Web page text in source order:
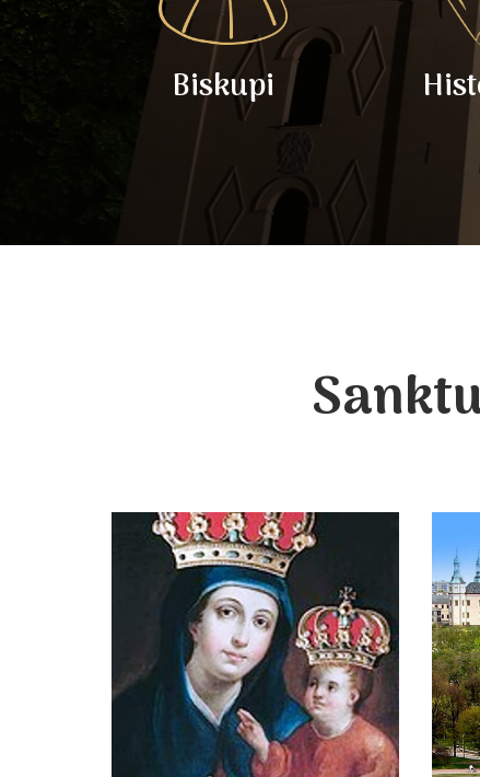
Biskupi